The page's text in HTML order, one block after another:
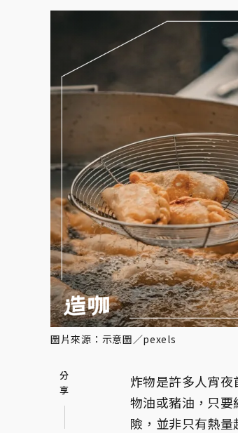
圖片來源：示意圖／pexels
炸物是許多人宵夜
物油或豬油，只
險，並非只有熱